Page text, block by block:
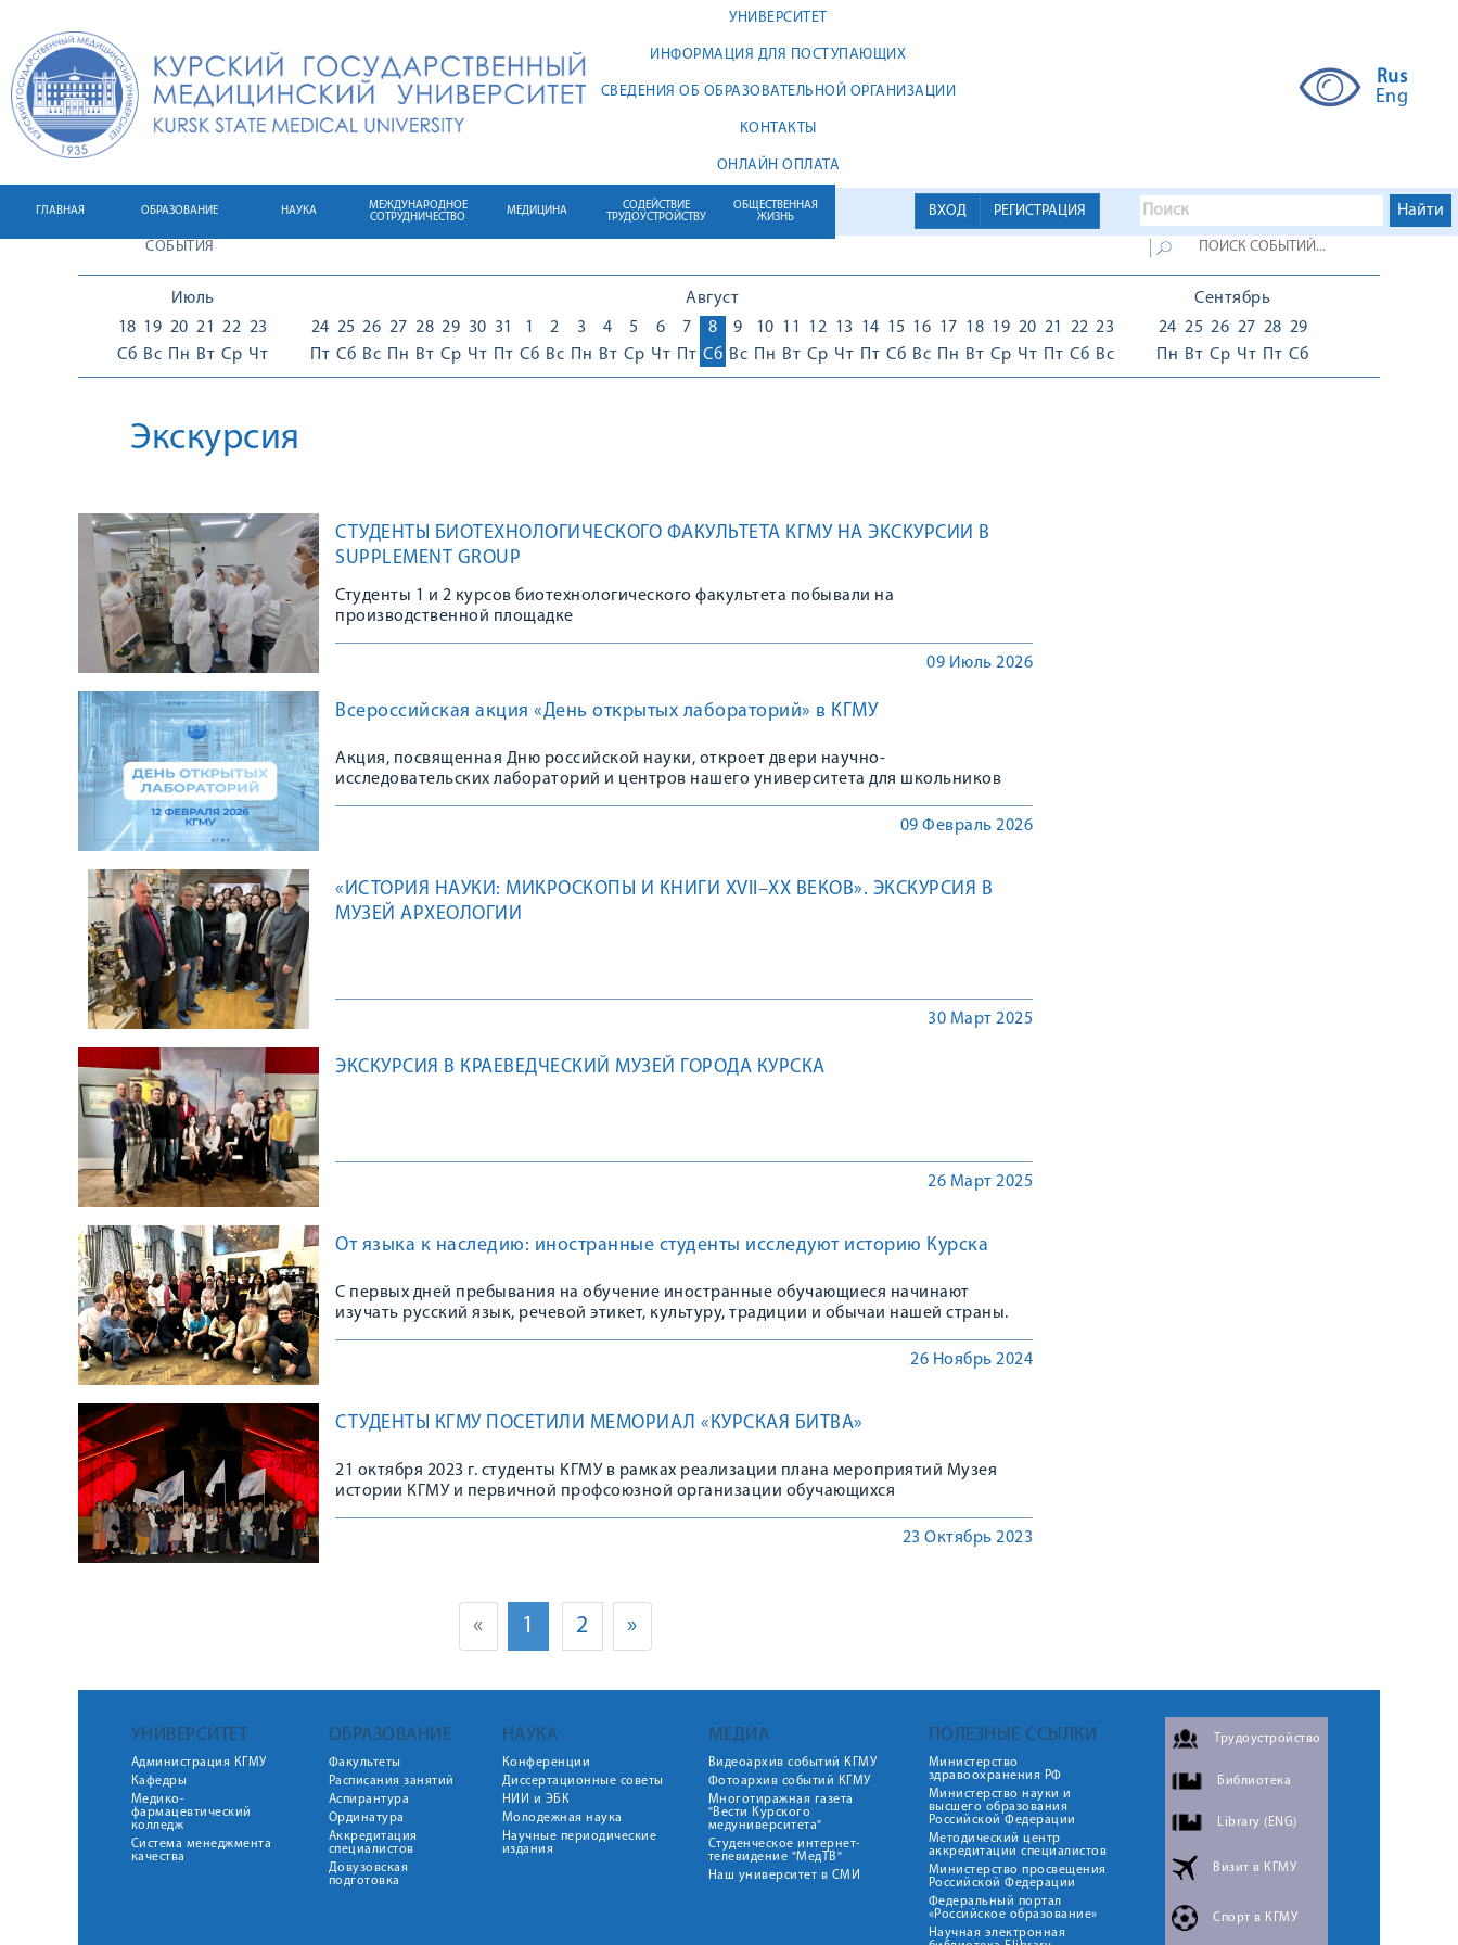
УНИВЕРСИТЕТ
ИНФОРМАЦИЯ ДЛЯ ПОСТУПАЮЩИХ
СВЕДЕНИЯ ОБ ОБРАЗОВАТЕЛЬНОЙ ОРГАНИЗАЦИИ
КОНТАКТЫ
ОНЛАЙН ОПЛАТА
Rus
Eng
ВХОД РЕГИСТРАЦИЯ
ГЛАВНАЯ ОБРАЗОВАНИЕ НАУКА
МЕЖДУНАРОДНОЕ
СОТРУДНИЧЕСТВО
МЕДИЦИНА
СОДЕЙСТВИЕ
ТРУДОУСТРОЙСТВУ
ОБЩЕСТВЕННАЯ
ЖИЗНЬ
СОБЫТИЯ
Июль
18
Сб
19
Вс
20
Пн
21
Вт
22
Ср
23
Чт
Август
24
Пт
25
Сб
26
Вс
27
Пн
28
Вт
29
Ср
30
Чт
31
Пт
1
Сб
2
Вс
3
Пн
4
Вт
5
Ср
6
Чт
7
Пт
8
Сб
9
Вс
10
Пн
11
Вт
12
Ср
13
Чт
14
Пт
15
Сб
16
Вс
17
Пн
18
Вт
19
Ср
20
Чт
21
Пт
22
Сб
23
Вс
Сентябрь
24
Пн
25
Вт
26
Ср
27
Чт
28
Пт
29
Сб
Экскурсия
СТУДЕНТЫ БИОТЕХНОЛОГИЧЕСКОГО ФАКУЛЬТЕТА КГМУ НА ЭКСКУРСИИ В
SUPPLEMENT GROUP
Студенты 1 и 2 курсов биотехнологического факультета побывали на
производственной площадке
09 Июль 2026
Всероссийская акция «День открытых лабораторий» в КГМУ
Акция, посвященная Дню российской науки, откроет двери научно-
исследовательских лабораторий и центров нашего университета для школьников
09 Февраль 2026
«ИСТОРИЯ НАУКИ: МИКРОСКОПЫ И КНИГИ XVII–XX ВЕКОВ». ЭКСКУРСИЯ В
МУЗЕЙ АРХЕОЛОГИИ
30 Март 2025
ЭКСКУРСИЯ В КРАЕВЕДЧЕСКИЙ МУЗЕЙ ГОРОДА КУРСКА
26 Март 2025
От языка к наследию: иностранные студенты исследуют историю Курска
С первых дней пребывания на обучение иностранные обучающиеся начинают
изучать русский язык, речевой этикет, культуру, традиции и обычаи нашей страны.
26 Ноябрь 2024
СТУДЕНТЫ КГМУ ПОСЕТИЛИ МЕМОРИАЛ «КУРСКАЯ БИТВА»
21 октября 2023 г. студенты КГМУ в рамках реализации плана мероприятий Музея
истории КГМУ и первичной профсоюзной организации обучающихся
23 Октябрь 2023
« 1 2 »
УНИВЕРСИТЕТ
Администрация КГМУ
Кафедры
Медико-
фармацевтический
колледж
Система менеджмента
качества
ОБРАЗОВАНИЕ
Факультеты
Расписания занятий
Аспирантура
Ординатура
Аккредитация
специалистов
Довузовская
подготовка
НАУКА
Конференции
Диссертационные советы
НИИ и ЭБК
Молодежная наука
Научные периодические
издания
МЕДИА
Видеоархив событий КГМУ
Фотоархив событий КГМУ
Многотиражная газета
"Вести Курского
медуниверситета"
Студенческое интернет-
телевидение "МедТВ"
Наш университет в СМИ
ПОЛЕЗНЫЕ ССЫЛКИ
Министерство
здравоохранения РФ
Министерство науки и
высшего образования
Российской Федерации
Методический центр
аккредитации специалистов
Министерство просвещения
Российской Федерации
Федеральный портал
«Российское образование»
Научная электронная
Трудоустройство
Библиотека
Library (ENG)
Визит в КГМУ
Спорт в КГМУ